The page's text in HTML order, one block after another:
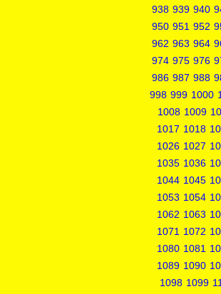
938 939 940
950 951 952
962 963 964
974 975 976
986 987 988
998 999 1000
1008 1009
1017 1018
1026 1027
1035 1036
1044 1045
1053 1054
1062 1063
1071 1072
1080 1081
1089 1090
1098 1099